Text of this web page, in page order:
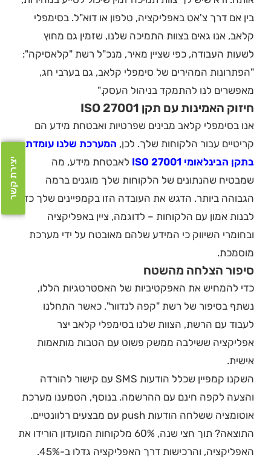
בין אם דרך צ'אט באפליקציה, טלפון או דוא"ל. בסימפלי
קלאב, אנו גאים בצוות התמיכה שלנו, שזמין גם מחוץ
לשעות העבודה, כפי שציין מאיר, מנכ"ל רשת "קלאסיקה":
"הפתרונות המהירים של סימפלי קלאב, גם בערבי חג,
מאפשרים לנו להתמקד בניהול העסק."
חיזוק האמינות עם תקן ISO 27001
אנו בסימפלי קלאב מבינים שפרטיות ואבטחת מידע הם
קריטיים עבור הלקוחות שלך. לכן, המערכת שלנו עומדת
בתקן הבינלאומי ISO 27001
לאבטחת מידע, מה
שמבטיח שהנתונים של הלקוחות שלך מוגנים ברמה
הגבוהה ביותר. הדגש את העובדה הזו בקמפיינים שלך כדי
לבנות אמון עם הלקוחות – לדוגמה, ציין באפליקציה
ובחומרי השיווק כי המידע שלהם מאובטח על ידי מערכת
מוסמכת.
סיפור הצלחה מהשטח
כדי להמחיש את האפקטיביות של האסטרטגיות הללו,
נשתף בסיפור של רשת "קפה לנדוור". כאשר התחלנו
לעבוד עם הרשת, הצוות שלנו בסימפלי קלאב יצר
אפליקציה ששילבה ממשק פשוט עם הטבות מותאמות
אישית.
השקנו קמפיין שכלל הודעות SMS עם קישור להורדה
והצעה לקפה חינם עם ההרשמה. בנוסף, הטמענו מערכת
אוטומציה ששלחה הודעות push עם מבצעים רלוונטיים.
התוצאה? תוך חצי שנה, 60% מלקוחות המועדון הורידו את
האפליקציה, והרכישות דרך האפליקציה גדלו ב-45%.
יצירת קשר